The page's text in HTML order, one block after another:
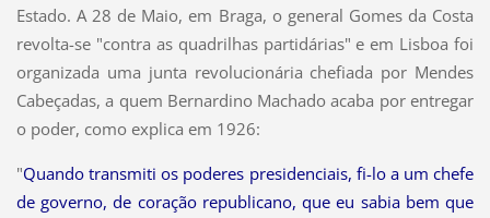
Estado. A 28 de Maio, em Braga, o general Gomes da Costa
revolta-se "contra as quadrilhas partidárias" e em Lisboa foi
organizada uma junta revolucionária chefiada por Mendes
Cabeçadas, a quem Bernardino Machado acaba por entregar
o poder, como explica em 1926:
"Quando transmiti os poderes presidenciais, fi-lo a um chefe
de governo, de coração republicano, que eu sabia bem que